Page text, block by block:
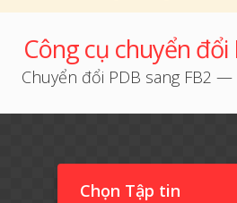
Công cụ chuyển đổi
Chuyển đổi PDB sang FB2
Chọn Tập tin